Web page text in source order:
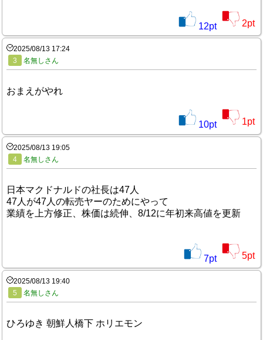
12pt 2pt
2025/08/13 17:24
3
名無しさん
おまえがやれ
10pt 1pt
2025/08/13 19:05
4
名無しさん
日本マクドナルドの社長は47人
47人が47人の転売ヤーのためにやって
業績を上方修正、株価は続伸、8/12に年初来高値を更新
7pt 5pt
2025/08/13 19:40
5
名無しさん
ひろゆき 朝鮮人橋下 ホリエモン